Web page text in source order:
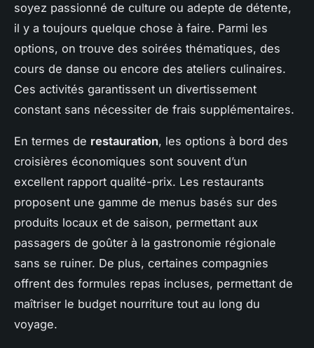
soyez passionné de culture ou adepte de détente,
il y a toujours quelque chose à faire. Parmi les
options, on trouve des soirées thématiques, des
cours de danse ou encore des ateliers culinaires.
Ces activités garantissent un divertissement
constant sans nécessiter de frais supplémentaires.
En termes de restauration, les options à bord des
croisières économiques sont souvent d’un
excellent rapport qualité-prix. Les restaurants
proposent une gamme de menus basés sur des
produits locaux et de saison, permettant aux
passagers de goûter à la gastronomie régionale
sans se ruiner. De plus, certaines compagnies
offrent des formules repas incluses, permettant de
maîtriser le budget nourriture tout au long du
voyage.